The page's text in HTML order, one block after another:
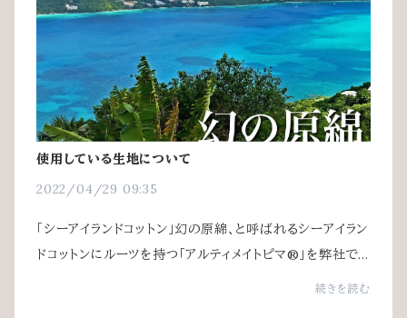
使用している生地について
2022/04/29 09:35
「シーアイランドコットン」幻の原綿、と呼ばれるシーアイラン
ドコットンにルーツを持つ「アルティメイトピマ®」を弊社で
はスムース生地（カットソー素材）に使用しています。一般
続きを読む